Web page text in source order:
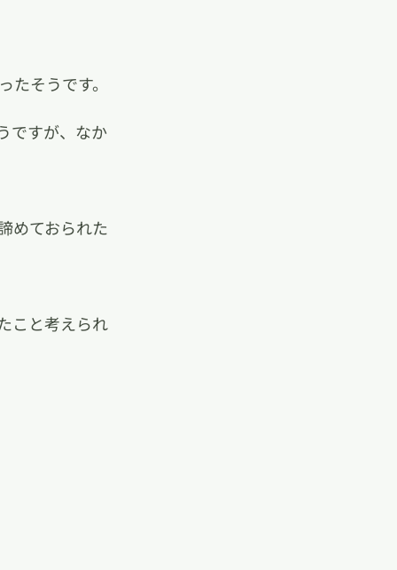
そうです。
ですが、なか
めておられた
こと考えられ